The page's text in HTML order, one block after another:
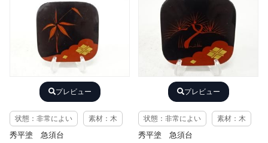
プレビュー
状態：非常によい 素材：木
秀平塗 急須台
プレビュー
状態：非常によい 素材：木
秀平塗 急須台